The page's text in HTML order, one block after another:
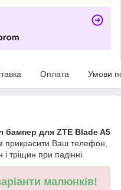
Оплата Умови
бампер для ZTE Blade A5
Ваш телефон,
тріщин при падінні.
малюнків!